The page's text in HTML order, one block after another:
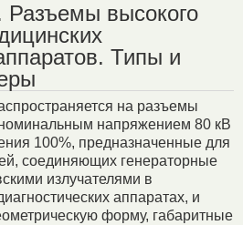
высокого
Типы и
на разъемы
напряжением 80 кВ
100%, предназначенные для
соединяющих генераторные
излучателями в
аппаратах, и
форму, габаритные